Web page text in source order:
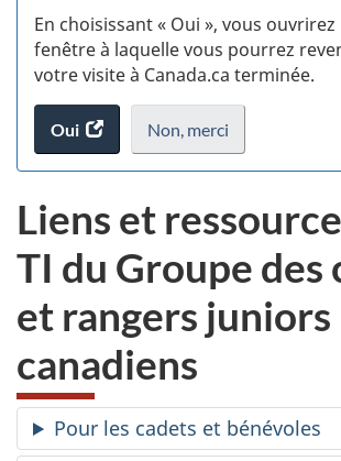
En choisissant « Oui », vous
fenêtre à laquelle vous pourrez
votre visite à Canada.ca terminée.
Oui
accéder
au
Non, je
ne
participer
sondage
du
site
web,
merci
Liens et
TI du Groupe des
et rangers juniors
canadiens
Pour les cadets et bénévoles